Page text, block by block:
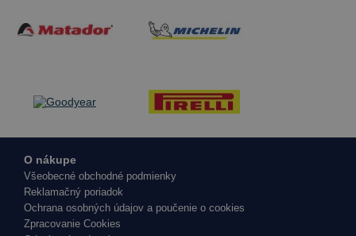
O nákupe
Všeobecné obchodné podmienky
Reklamačný poriadok
Ochrana osobných údajov a poučenie o cookies
Zpracovanie Cookies